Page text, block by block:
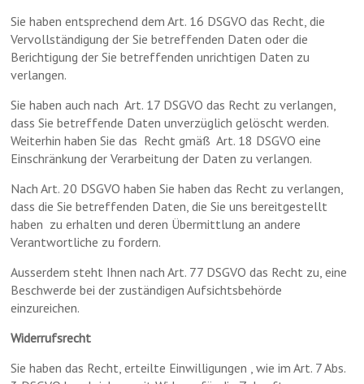
Sie haben entsprechend dem Art. 16 DSGVO das Recht, die
Vervollständigung der Sie betreffenden Daten oder die
Berichtigung der Sie betreffenden unrichtigen Daten zu
verlangen.
Sie haben auch nach Art. 17 DSGVO das Recht zu verlangen,
dass Sie betreffende Daten unverzüglich gelöscht werden.
Weiterhin haben Sie das Recht gmäß Art. 18 DSGVO eine
Einschränkung der Verarbeitung der Daten zu verlangen.
Nach Art. 20 DSGVO haben Sie haben das Recht zu verlangen,
dass die Sie betreffenden Daten, die Sie uns bereitgestellt
haben zu erhalten und deren Übermittlung an andere
Verantwortliche zu fordern.
Ausserdem steht Ihnen nach Art. 77 DSGVO das Recht zu, eine
Beschwerde bei der zuständigen Aufsichtsbehörde
einzureichen.
Widerrufsrecht
Sie haben das Recht, erteilte Einwilligungen , wie im Art. 7 Abs.